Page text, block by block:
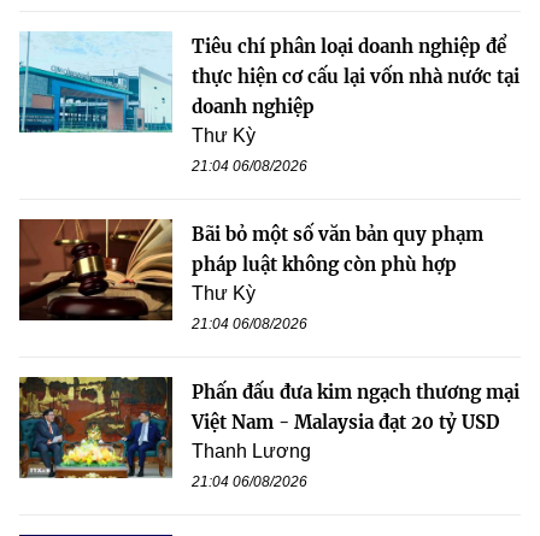
Tiêu chí phân loại doanh nghiệp để
thực hiện cơ cấu lại vốn nhà nước tại
doanh nghiệp
Thư Kỳ
21:04 06/08/2026
Bãi bỏ một số văn bản quy phạm
pháp luật không còn phù hợp
Thư Kỳ
21:04 06/08/2026
Phấn đấu đưa kim ngạch thương mại
Việt Nam - Malaysia đạt 20 tỷ USD
Thanh Lương
21:04 06/08/2026